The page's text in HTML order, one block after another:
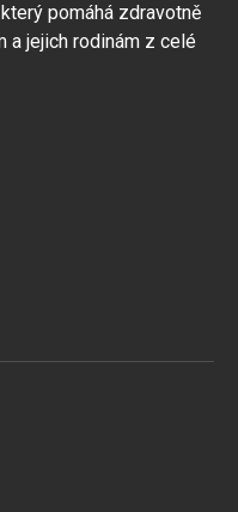
pomáhá zdravotně
a jejich rodinám z celé